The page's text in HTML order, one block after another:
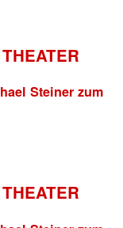
Steiner zum